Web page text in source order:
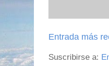
Entrada más
Suscribirse a: